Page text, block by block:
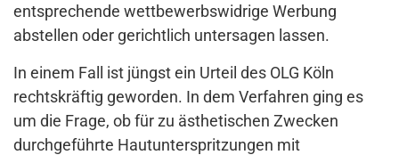
entsprechende wettbewerbswidrige Werbung
abstellen oder gerichtlich untersagen lassen.
In einem Fall ist jüngst ein Urteil des OLG Köln
rechtskräftig geworden. In dem Verfahren ging es
um die Frage, ob für zu ästhetischen Zwecken
durchgeführte Hautunterspritzungen mit